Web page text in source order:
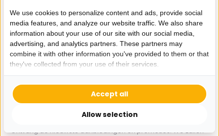
Whatsapp ons
0162-231130
klantenservice@bazaaronline.nl
Ontvang de nieuwste aanbiedingen en promoties. We zullen
We use cookies to personalize content and ads, provide social
media features, and analyze our website traffic. We also share
information about your use of our site with our social media,
advertising, and analytics partners. These partners may
combine it with other information you've provided to them or that
they've collected from your use of their services.
Allow selection
Accept all